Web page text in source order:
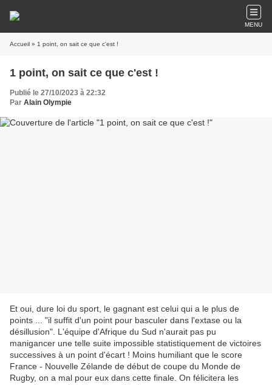
MENU
Accueil » 1 point, on sait ce que c'est !
1 point, on sait ce que c'est !
Publié le 27/10/2023 à 22:32
Par Alain Olympie
Et oui, dure loi du sport, le gagnant est celui qui a le plus de
points ... "il suffit d'un point pour basculer dans l'extase ou la
désillusion". L'équipe d'Afrique du Sud n'aurait pas pu
manigancer une telle suite impossible statistiquement de victoires
successives à un point d'écart ! Moins humiliant que le score
France - Nouvelle Zélande de début de coupe du Monde de
Rugby, on a mal pour eux dans cette finale. On félicitera les